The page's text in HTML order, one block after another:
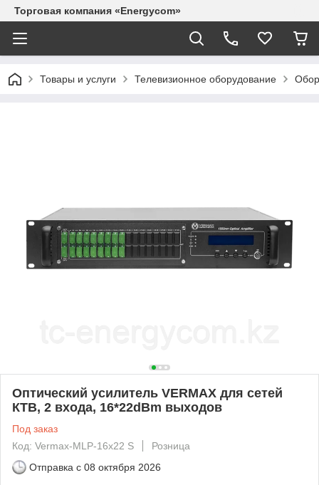
Торговая компания «Energycom»
Товары и услуги Телевизионное оборудование
Оптический усилитель VERMAX для сетей
КТВ, 2 входа, 16*22dBm выходов
Под заказ
Код: Vermax-MLP-16x22 S
Розница
Отправка с 08 октября 2026